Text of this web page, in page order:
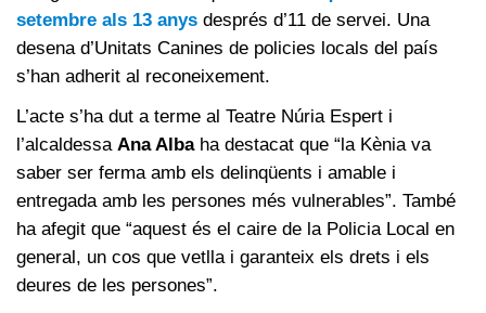
setembre als 13 anys després d’11 de servei. Una
desena d’Unitats Canines de policies locals del país
s’han adherit al reconeixement.
L’acte s’ha dut a terme al Teatre Núria Espert i
l’alcaldessa Ana Albaha destacat que “la Kènia va
saber ser ferma amb els delinqüents i amable i
entregada amb les persones més vulnerables”. També
ha afegit que “aquest és el caire de la Policia Local en
general, un cos que vetlla i garanteix els drets i els
deures de les persones”.